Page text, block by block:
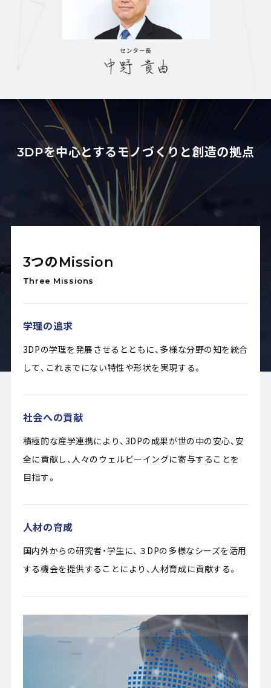
3DPを中心とするモノづくりと創造の拠点
3つのMission
Three Missions
学理の追求
3DPの学理を発展させるとともに、多様な分野の知を統合
して、これまでにない特性や形状を実現する。
社会への貢献
積極的な産学連携により、3DPの成果が世の中の安心、安
全に貢献し、人々のウェルビーイングに寄与することを
目指す。
人材の育成
国内外からの研究者・学生に、３DPの多様なシーズを活用
する機会を提供することにより、人材育成に貢献する。